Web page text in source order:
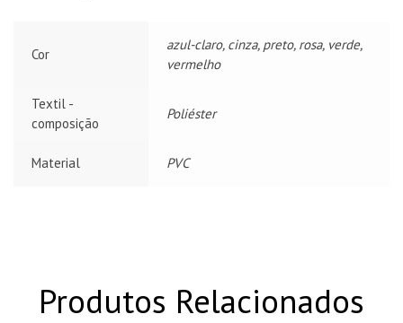
Cor
azul-claro, cinza, preto, rosa, verde,
vermelho
Textil -
composição
Poliéster
Material PVC
Produtos Relacionados